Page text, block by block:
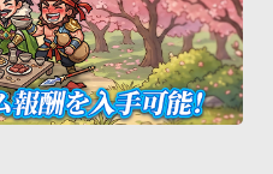
・除外設定等)
げアプリについて】